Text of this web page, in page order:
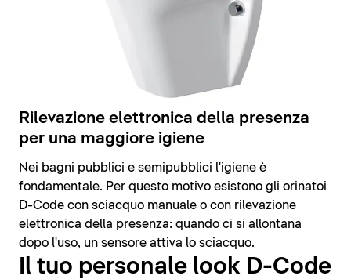
Rilevazione elettronica della presenza
per una maggiore igiene
Nei bagni pubblici e semipubblici l'igiene è
fondamentale. Per questo motivo esistono gli orinatoi
D-Code con sciacquo manuale o con rilevazione
elettronica della presenza: quando ci si allontana
dopo l'uso, un sensore attiva lo sciacquo.
Il tuo personale look D-Code